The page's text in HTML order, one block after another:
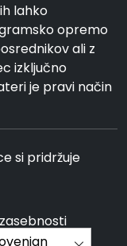
lahko
opremo
ali z
izključno
je pravi način
si pridržuje